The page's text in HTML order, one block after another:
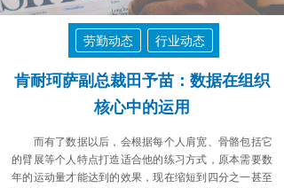
劳勤动态 行业动态
肯耐珂萨副总裁田予苗：数据在组织
核心中的运用
而有了数据以后，会根据每个人肩宽、骨骼包括它
的臂展等个人特点打造适合他的练习方式，原本需要数
年的运动量才能达到的效果，现在缩短到四分之一甚至